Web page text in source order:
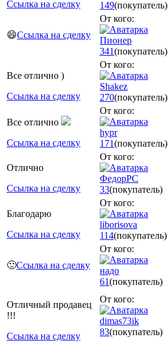
Ссылка на сделку
149(покупатель)
😄Ссылка на сделку
От кого:
Пионер
341(покупатель)
Все отлично )
Ссылка на сделку
От кого:
Shakez
270(покупатель)
Все отлично
Ссылка на сделку
От кого:
hypr
171(покупатель)
Отлично
Ссылка на сделку
От кого:
ФедорРС
33(покупатель)
Благодарю
Ссылка на сделку
От кого:
liborisova
114(покупатель)
🙂Ссылка на сделку
От кого:
надо
61(покупатель)
Отличный продавец
!!!
Ссылка на сделку
От кого:
dimas73ik
83(покупатель)